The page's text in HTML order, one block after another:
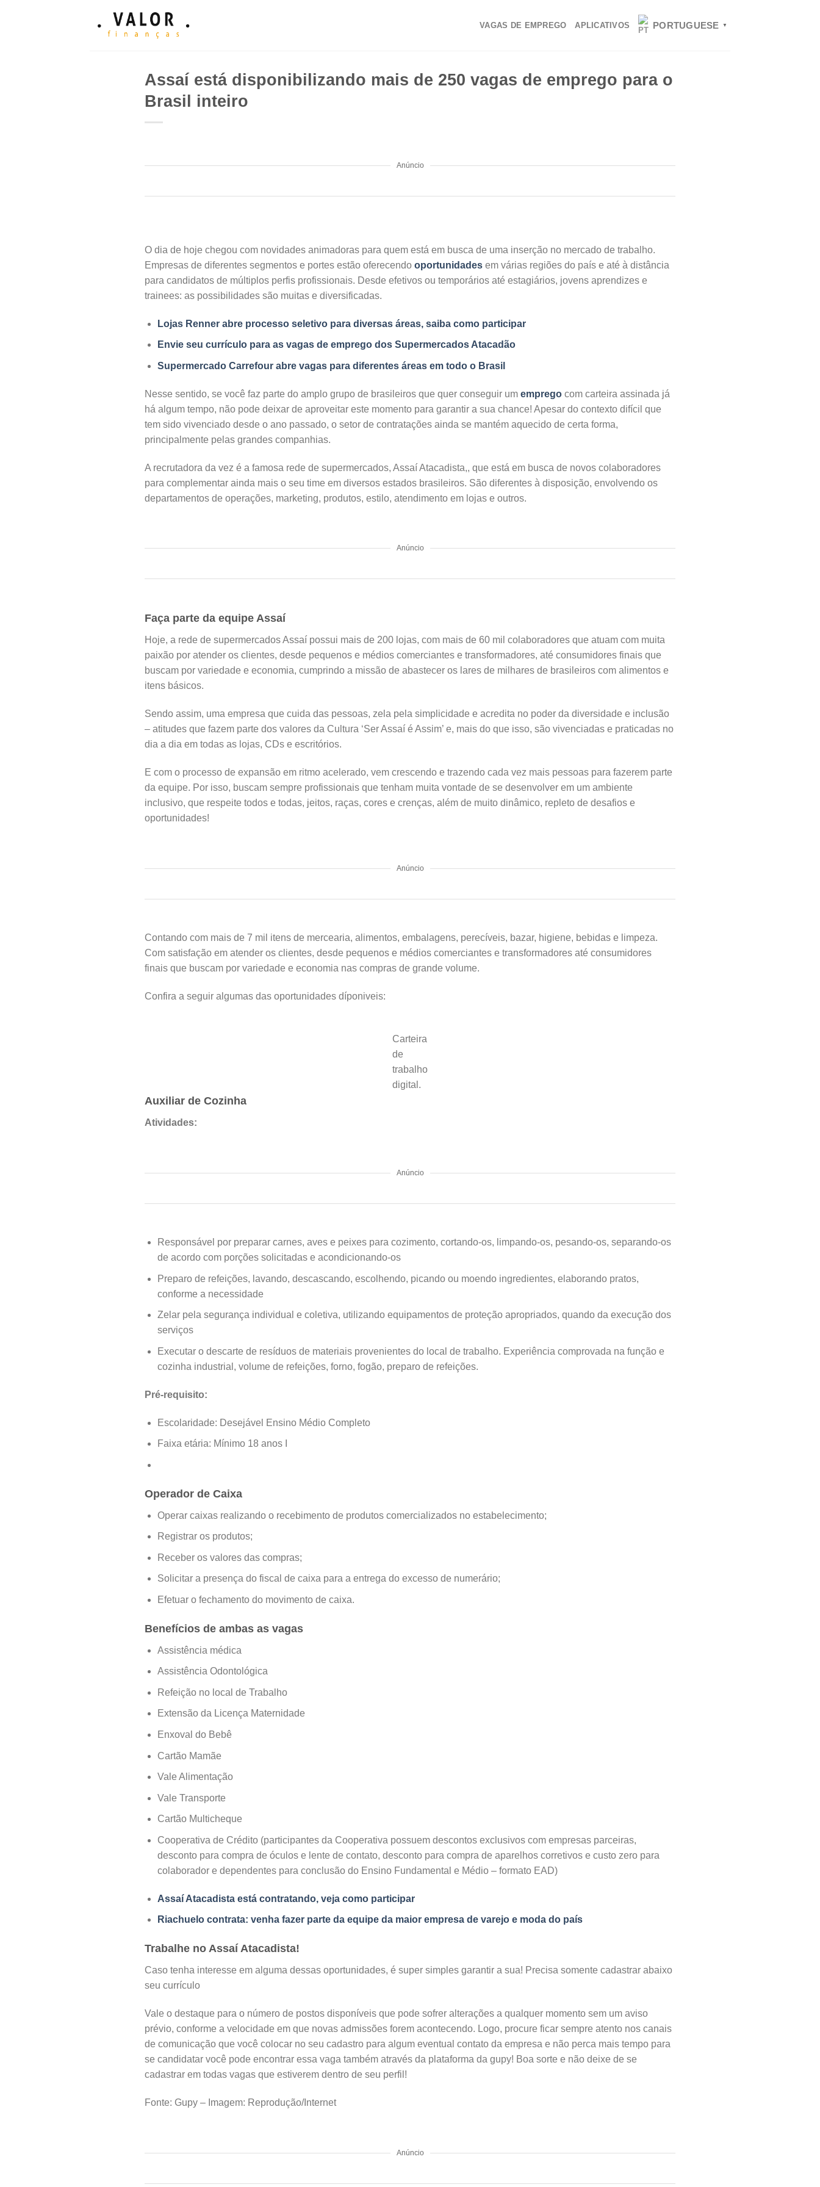
VAGAS DE EMPREGO APLICATIVOS PORTUGUESE ▼
Assaí está disponibilizando mais de 250 vagas de emprego para o
Brasil inteiro
Anúncio
O dia de hoje chegou com novidades animadoras para quem está em busca de uma inserção no mercado de trabalho.
Empresas de diferentes segmentos e portes estão oferecendo oportunidades em várias regiões do país e até à distância
para candidatos de múltiplos perfis profissionais. Desde efetivos ou temporários até estagiários, jovens aprendizes e
trainees: as possibilidades são muitas e diversificadas.
Lojas Renner abre processo seletivo para diversas áreas, saiba como participar
Envie seu currículo para as vagas de emprego dos Supermercados Atacadão
Supermercado Carrefour abre vagas para diferentes áreas em todo o Brasil
Nesse sentido, se você faz parte do amplo grupo de brasileiros que quer conseguir um emprego com carteira assinada já
há algum tempo, não pode deixar de aproveitar este momento para garantir a sua chance! Apesar do contexto difícil que
tem sido vivenciado desde o ano passado, o setor de contratações ainda se mantém aquecido de certa forma,
principalmente pelas grandes companhias.
A recrutadora da vez é a famosa rede de supermercados, Assaí Atacadista,, que está em busca de novos colaboradores
para complementar ainda mais o seu time em diversos estados brasileiros. São diferentes à disposição, envolvendo os
departamentos de operações, marketing, produtos, estilo, atendimento em lojas e outros.
Anúncio
Faça parte da equipe Assaí
Hoje, a rede de supermercados Assaí possui mais de 200 lojas, com mais de 60 mil colaboradores que atuam com muita
paixão por atender os clientes, desde pequenos e médios comerciantes e transformadores, até consumidores finais que
buscam por variedade e economia, cumprindo a missão de abastecer os lares de milhares de brasileiros com alimentos e
itens básicos.
Sendo assim, uma empresa que cuida das pessoas, zela pela simplicidade e acredita no poder da diversidade e inclusão
– atitudes que fazem parte dos valores da Cultura ‘Ser Assaí é Assim’ e, mais do que isso, são vivenciadas e praticadas no
dia a dia em todas as lojas, CDs e escritórios.
E com o processo de expansão em ritmo acelerado, vem crescendo e trazendo cada vez mais pessoas para fazerem parte
da equipe. Por isso, buscam sempre profissionais que tenham muita vontade de se desenvolver em um ambiente
inclusivo, que respeite todos e todas, jeitos, raças, cores e crenças, além de muito dinâmico, repleto de desafios e
oportunidades!
Anúncio
Contando com mais de 7 mil itens de mercearia, alimentos, embalagens, perecíveis, bazar, higiene, bebidas e limpeza.
Com satisfação em atender os clientes, desde pequenos e médios comerciantes e transformadores até consumidores
finais que buscam por variedade e economia nas compras de grande volume.
Confira a seguir algumas das oportunidades díponiveis:
Carteira
de
trabalho
digital.
Auxiliar de Cozinha
Atividades:
Anúncio
Responsável por preparar carnes, aves e peixes para cozimento, cortando-os, limpando-os, pesando-os, separando-os
de acordo com porções solicitadas e acondicionando-os
Preparo de refeições, lavando, descascando, escolhendo, picando ou moendo ingredientes, elaborando pratos,
conforme a necessidade
Zelar pela segurança individual e coletiva, utilizando equipamentos de proteção apropriados, quando da execução dos
serviços
Executar o descarte de resíduos de materiais provenientes do local de trabalho. Experiência comprovada na função e
cozinha industrial, volume de refeições, forno, fogão, preparo de refeições.
Pré-requisito:
Escolaridade: Desejável Ensino Médio Completo
Faixa etária: Mínimo 18 anos I
Operador de Caixa
Operar caixas realizando o recebimento de produtos comercializados no estabelecimento;
Registrar os produtos;
Receber os valores das compras;
Solicitar a presença do fiscal de caixa para a entrega do excesso de numerário;
Efetuar o fechamento do movimento de caixa.
Benefícios de ambas as vagas
Assistência médica
Assistência Odontológica
Refeição no local de Trabalho
Extensão da Licença Maternidade
Enxoval do Bebê
Cartão Mamãe
Vale Alimentação
Vale Transporte
Cartão Multicheque
Cooperativa de Crédito (participantes da Cooperativa possuem descontos exclusivos com empresas parceiras,
desconto para compra de óculos e lente de contato, desconto para compra de aparelhos corretivos e custo zero para
colaborador e dependentes para conclusão do Ensino Fundamental e Médio – formato EAD)
Assaí Atacadista está contratando, veja como participar
Riachuelo contrata: venha fazer parte da equipe da maior empresa de varejo e moda do país
Trabalhe no Assaí Atacadista!
Caso tenha interesse em alguma dessas oportunidades, é super simples garantir a sua! Precisa somente cadastrar abaixo
seu currículo
Vale o destaque para o número de postos disponíveis que pode sofrer alterações a qualquer momento sem um aviso
prévio, conforme a velocidade em que novas admissões forem acontecendo. Logo, procure ficar sempre atento nos canais
de comunicação que você colocar no seu cadastro para algum eventual contato da empresa e não perca mais tempo para
se candidatar você pode encontrar essa vaga também através da plataforma da gupy! Boa sorte e não deixe de se
cadastrar em todas vagas que estiverem dentro de seu perfil!
Fonte: Gupy – Imagem: Reprodução/Internet
Anúncio